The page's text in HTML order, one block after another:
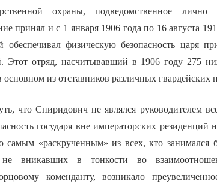
охраны, подведомственное лично
принял и с 1 января 1906 года по 16 августа
обеспечивал физическую безопасность царя
Этот отряд, насчитывавший в 1906 году 275
из отставников различных гвардейских
что Спиридович не являлся руководителем
государя вне императорских резиденций
самым «раскрученным» из всех, кто занимался
вникавших в тонкости во
коменданту, возникало